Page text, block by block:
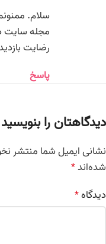
سلام.
مجله سایت
رضایت
پاسخ
دیدگاهتان را بنویسید
نشانی ایمیل شما منتشر
شده‌اند*
دیدگاه*